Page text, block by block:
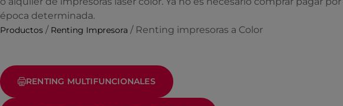
época determinada.
Productos / Renting Impresora / Renting impresoras a Color
RENTING MULTIFUNCIONALES